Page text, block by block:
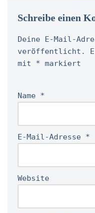
Schreibe einen
Deine E-Mail-
veröffentlicht.
mit * markiert
Name *
E-Mail-Adresse *
Website